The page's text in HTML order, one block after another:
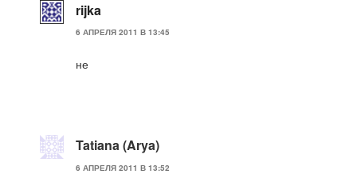
rijka
6 АПРЕЛЯ 2011 В 13:45
не
Tatiana (Arya)
6 АПРЕЛЯ 2011 В 13:52